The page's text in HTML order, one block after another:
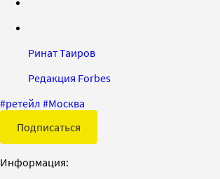
Ринат Таиров
Редакция Forbes
#ретейл #Москва
Подписаться
Информация: